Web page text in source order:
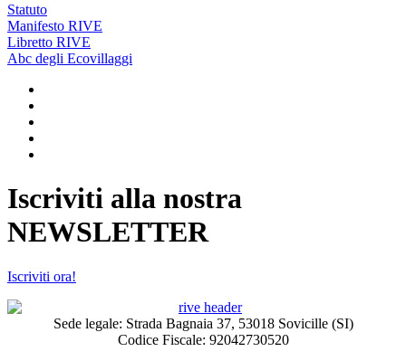
Statuto
Manifesto RIVE
Libretto RIVE
Abc degli Ecovillaggi
Iscriviti alla nostra
NEWSLETTER
Iscriviti ora!
Sede legale: Strada Bagnaia 37, 53018 Sovicille (SI)
Codice Fiscale: 92042730520